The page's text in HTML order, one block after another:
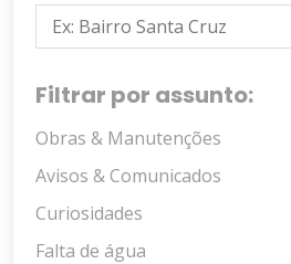
Filtrar por assunto:
Obras & Manutenções
Avisos & Comunicados
Curiosidades
Falta de água